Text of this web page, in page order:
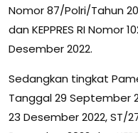
Nomor 87/Polri/Tahun
dan KEPPRES RI Nomor
Desember 2022.
Sedangkan tingkat
Tanggal 29 September
23 Desember 2022, ST/